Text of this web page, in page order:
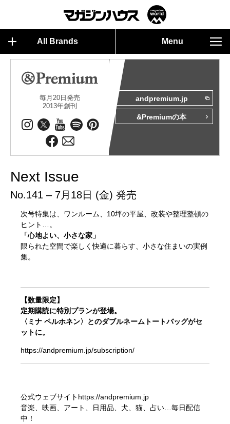
All Brands Menu
毎月20日発売
2013年創刊
andpremium.jp
&Premiumの本
Next Issue
No.141 – 7月18日 (金) 発売
次号特集は、ワンルーム、10坪の平屋、改装や整理整頓の
ヒント…。
「心地よい、小さな家」
限られた空間で楽しく快適に暮らす、小さな住まいの実例
集。
【数量限定】
定期購読に特別プランが登場。
〈ミナ ペルホネン〉とのダブルネームトートバッグがセ
ットに。
https://andpremium.jp/subscription/
公式ウェブサイト https://andpremium.jp
音楽、映画、アート、日用品、犬、猫、占い…毎日配信
中！